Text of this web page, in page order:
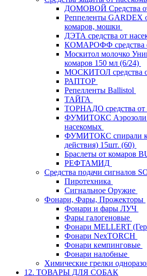
ДОМОВОЙ Средства
Реппеленты GARDEX
комаров, мошки
ДЭТА средства от
КОМАРОФФ средства
Москитол молочко
комаров 150 мл (6/24)
МОСКИТОЛ средства
РАПТОР
Репелленты Ballistol
ТАЙГА
ТОРНАДО средства от
ФУМИТОКС Аэрозоли
насекомых
ФУМИТОКС спирали
действия) 15шт. (60)
Браслеты от комаров
РЕФТАМИД
Средства подачи сигналов
Пиротехника
Сигнальное Оружие
Фонари, Фары, Прожекторы
Фонари и фары ЛУЧ
Фары галогеновые
Фонари MELLERT
Фонари NexTORCH
Фонари кемпинговые
Фонари налобные
Химические грелки
12. ТОВАРЫ ДЛЯ СОБАК